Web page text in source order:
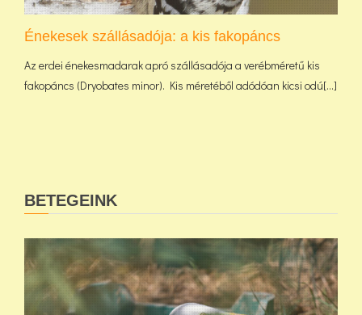
Énekesek szállásadója: a kis fakopáncs
Az erdei énekesmadarak apró szállásadója a verébméretű kis
fakopáncs (Dryobates minor). Kis méretéből adódóan kicsi odú[...]
BETEGEINK